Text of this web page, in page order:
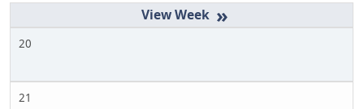
»
20
21